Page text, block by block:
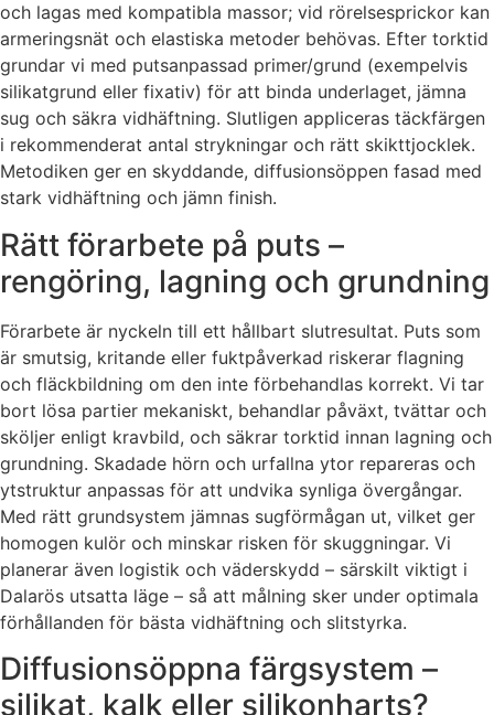
och lagas med kompatibla massor; vid rörelsesprickor kan
armeringsnät och elastiska metoder behövas. Efter torktid
grundar vi med putsanpassad primer/grund (exempelvis
silikatgrund eller fixativ) för att binda underlaget, jämna
sug och säkra vidhäftning. Slutligen appliceras täckfärgen
i rekommenderat antal strykningar och rätt skikttjocklek.
Metodiken ger en skyddande, diffusionsöppen fasad med
stark vidhäftning och jämn finish.
Rätt förarbete på puts –
rengöring, lagning och grundning
Förarbete är nyckeln till ett hållbart slutresultat. Puts som
är smutsig, kritande eller fuktpåverkad riskerar flagning
och fläckbildning om den inte förbehandlas korrekt. Vi tar
bort lösa partier mekaniskt, behandlar påväxt, tvättar och
sköljer enligt kravbild, och säkrar torktid innan lagning och
grundning. Skadade hörn och urfallna ytor repareras och
ytstruktur anpassas för att undvika synliga övergångar.
Med rätt grundsystem jämnas sugförmågan ut, vilket ger
homogen kulör och minskar risken för skuggningar. Vi
planerar även logistik och väderskydd – särskilt viktigt i
Dalarös utsatta läge – så att målning sker under optimala
förhållanden för bästa vidhäftning och slitstyrka.
Diffusionsöppna färgsystem –
silikat, kalk eller silikonharts?